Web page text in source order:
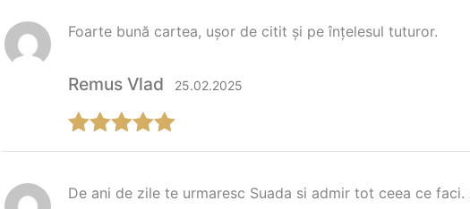
Evaluat la5
Remus Vlad 25.02.2025
Foarte bună cartea, ușor de citit și pe înțelesul tuturor.
De ani de zile te urmaresc Suada si admir tot ceea ce